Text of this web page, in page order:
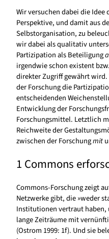
Wir versuchen dabei die
Perspektive, und damit aus
Selbstorganisation, zu
wir dabei als qualitativ
Partizipation als Beteiligung
irgendwie schon existent
direkter Zugriff gewährt
der Forschung die
entscheidenden
Entwicklung der
Forschungsmittel. Letztlich
Reichweite der
zwischen der Forschungmit
1 Commons
Commons-Forschung zeigt
Netzwerke gibt, die »weder
Institutionen vertraut haben,
lange Zeiträume mit
(Ostrom 1999: 1f). Und sie